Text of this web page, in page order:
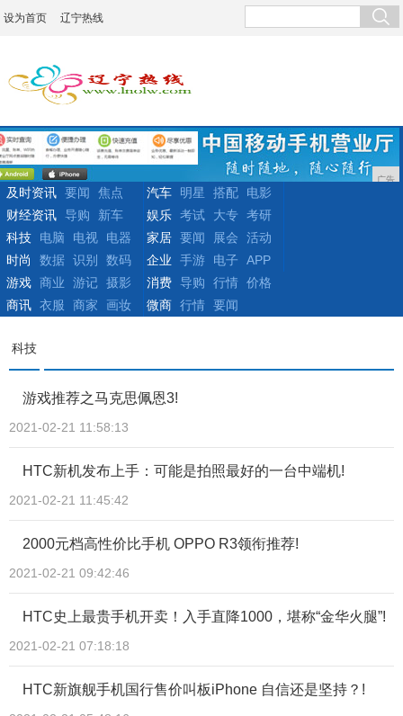
设为首页 辽宁热线
广告
及时资讯 要闻
焦点
财经资讯 导购 新车
汽车 明星 搭配
电影
娱乐 考试 大专 考研
科技
电脑 电视
电器
时尚
数据 识别 数码
家居 要闻 展会
活动
企业
手游 电子
APP
游戏 商业 游记 摄影
商讯 衣服 商家 画妆
消费 导购 行情 价格
微商 行情 要闻
科技
游戏推荐之马克思佩恩3!
2021-02-21 11:58:13
HTC新机发布上手：可能是拍照最好的一台中端机!
2021-02-21 11:45:42
2000元档高性价比手机 OPPO R3领衔推荐!
2021-02-21 09:42:46
HTC史上最贵手机开卖！入手直降1000，堪称“金华火腿”!
2021-02-21 07:18:18
HTC新旗舰手机国行售价叫板iPhone 自信还是坚持？!